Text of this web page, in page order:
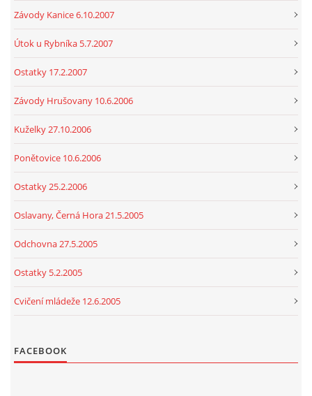
Závody Kanice 6.10.2007
Útok u Rybníka 5.7.2007
Ostatky 17.2.2007
Závody Hrušovany 10.6.2006
Kuželky 27.10.2006
Ponětovice 10.6.2006
Ostatky 25.2.2006
Oslavany, Černá Hora 21.5.2005
Odchovna 27.5.2005
Ostatky 5.2.2005
Cvičení mládeže 12.6.2005
FACEBOOK